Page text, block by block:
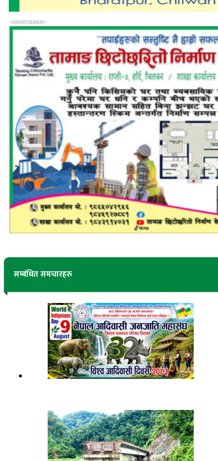
- ADVERTISEMENT -
सम्बंधित समचारहरु